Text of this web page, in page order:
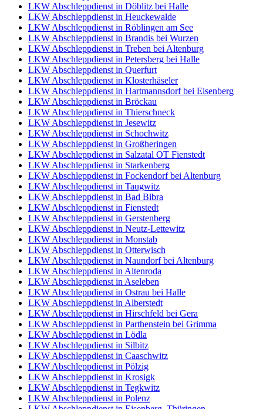
LKW Abschleppdienst in Döblitz bei Halle
LKW Abschleppdienst in Heuckewalde
LKW Abschleppdienst in Röblingen am See
LKW Abschleppdienst in Brandis bei Wurzen
LKW Abschleppdienst in Treben bei Altenburg
LKW Abschleppdienst in Petersberg bei Halle
LKW Abschleppdienst in Querfurt
LKW Abschleppdienst in Klosterhäseler
LKW Abschleppdienst in Hartmannsdorf bei Eisenberg
LKW Abschleppdienst in Bröckau
LKW Abschleppdienst in Thierschneck
LKW Abschleppdienst in Jesewitz
LKW Abschleppdienst in Schochwitz
LKW Abschleppdienst in Großheringen
LKW Abschleppdienst in Salzatal OT Fienstedt
LKW Abschleppdienst in Starkenberg
LKW Abschleppdienst in Fockendorf bei Altenburg
LKW Abschleppdienst in Taugwitz
LKW Abschleppdienst in Bad Bibra
LKW Abschleppdienst in Fienstedt
LKW Abschleppdienst in Gerstenberg
LKW Abschleppdienst in Neutz-Lettewitz
LKW Abschleppdienst in Monstab
LKW Abschleppdienst in Otterwisch
LKW Abschleppdienst in Naundorf bei Altenburg
LKW Abschleppdienst in Altenroda
LKW Abschleppdienst in Aseleben
LKW Abschleppdienst in Ostrau bei Halle
LKW Abschleppdienst in Alberstedt
LKW Abschleppdienst in Hirschfeld bei Gera
LKW Abschleppdienst in Parthenstein bei Grimma
LKW Abschleppdienst in Lödla
LKW Abschleppdienst in Silbitz
LKW Abschleppdienst in Caaschwitz
LKW Abschleppdienst in Pölzig
LKW Abschleppdienst in Krosigk
LKW Abschleppdienst in Tegkwitz
LKW Abschleppdienst in Polenz